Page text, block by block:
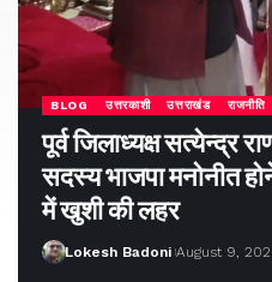
BLOG उत्तरकाशी उत्तराखंड राजनीति
पूर्व जिलाध्यक्ष सत्येन्द्र
सदस्य भाजपा मनोनीत
में खुशी की लहर
Lokesh Badoni August 9,